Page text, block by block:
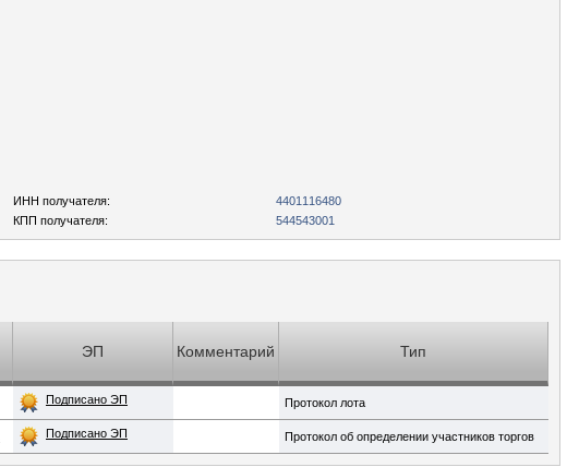
ИНН получателя:
4401116480
КПП получателя:
544543001
ЭП Комментарий Тип
Подписано ЭП Протокол лота
Подписано ЭП Протокол об определении участников торгов